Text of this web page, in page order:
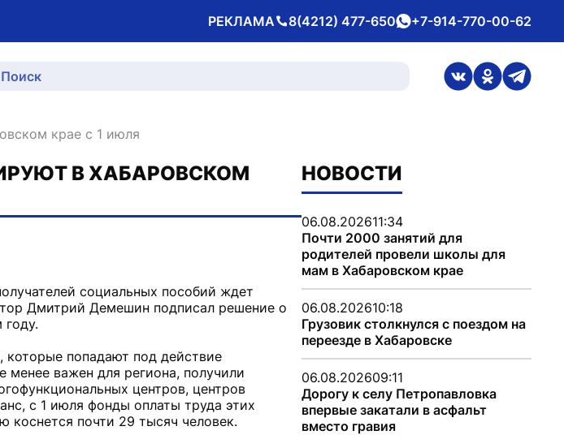
РЕКЛАМА
Телефон 8(4212) 477-650whatsApp
+7-914-770-00-62
ссылка на
ссылка на
крае с 1 июля
В ХАБАРОВСКОМ
социальных пособий ждет
Дмитрий Демешин подписал решение о
которые попадают под действие
менее важен для региона, получили
центров, центров
с 1 июля фонды оплаты труда этих
коснется почти 29 тысяч человек.
НОВОСТИ
06.08.202611:34
Почти 2000 занятий для
родителей провели школы для
мам в Хабаровском крае
06.08.202610:18
Грузовик столкнулся с поездом на
переезде в Хабаровске
06.08.202609:11
Дорогу к селу Петропавловка
впервые закатали в асфальт
вместо гравия